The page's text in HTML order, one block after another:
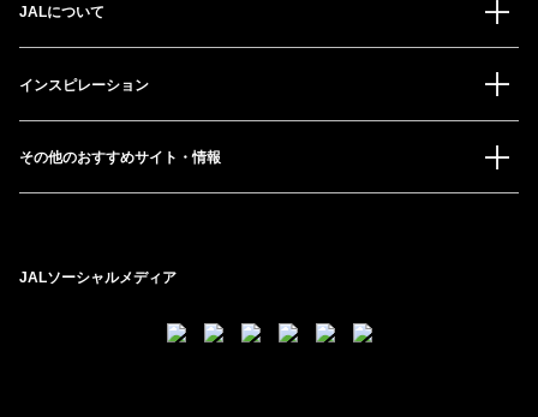
JALについて
インスピレーション
その他のおすすめサイト・情報
JALソーシャルメディア